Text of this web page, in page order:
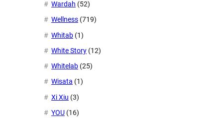
Wardah (52)
Wellness (719)
Whitab (1)
White Story (12)
Whitelab (25)
Wisata (1)
Xi Xiu (3)
YOU (16)